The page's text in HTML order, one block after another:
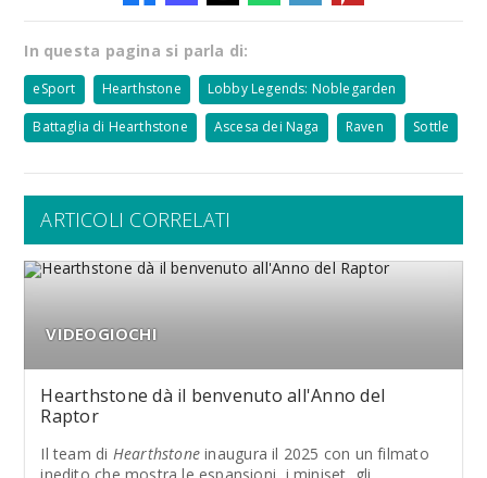
In questa pagina si parla di:
eSport Hearthstone Lobby Legends: Noblegarden
Battaglia di Hearthstone Ascesa dei Naga Raven Sottle
ARTICOLI CORRELATI
VIDEOGIOCHI
Hearthstone dà il benvenuto all'Anno del
Raptor
Il team di Hearthstone inaugura il 2025 con un filmato